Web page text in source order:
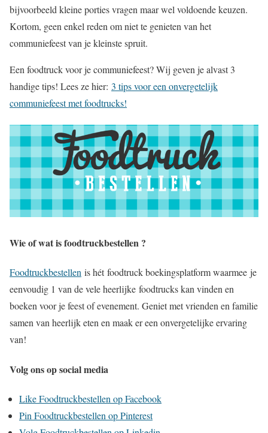
bijvoorbeeld kleine porties vragen maar wel voldoende keuzen.
Kortom, geen enkel reden om niet te genieten van het
communiefeest van je kleinste spruit.
Een foodtruck voor je communiefeest? Wij geven je alvast 3
handige tips! Lees ze hier: 3 tips voor een onvergetelijk
communiefeest met foodtrucks!
Wie of wat is foodtruckbestellen ?
Foodtruckbestellen is hét foodtruck boekingsplatform waarmee je
eenvoudig 1 van de vele heerlijke foodtrucks kan vinden en
boeken voor je feest of evenement. Geniet met vrienden en familie
samen van heerlijk eten en maak er een onvergetelijke ervaring
van!
Volg ons op social media
Like Foodtruckbestellen op Facebook
Pin Foodtruckbestellen op Pinterest